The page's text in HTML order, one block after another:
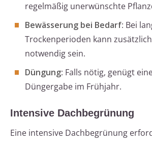
regelmäßig unerwünschte
Bewässerung bei Bedarf: Bei
Trockenperioden kann
notwendig sein.
Düngung: Falls nötig, genügt
Düngergabe im Frühjahr.
Intensive Dachbegrünung
Eine intensive Dachbegrünung